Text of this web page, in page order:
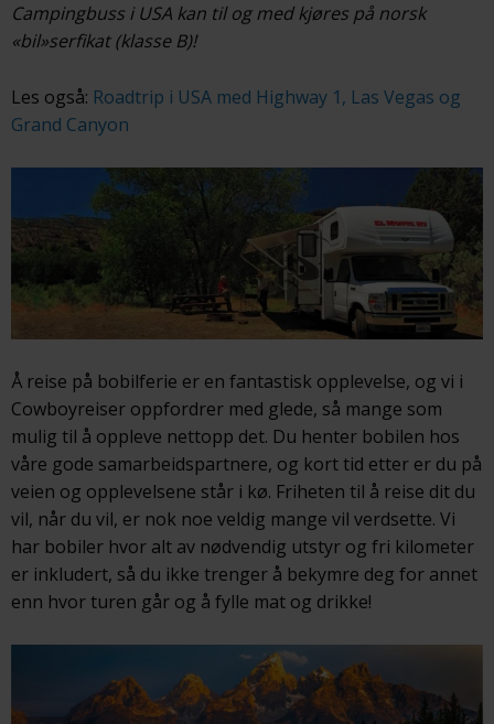
Campingbuss i USA kan til og med kjøres på norsk
«bil»serfikat (klasse B)!
Les også: Roadtrip i USA med Highway 1, Las Vegas og
Grand Canyon
Å reise på bobilferie er en fantastisk opplevelse, og vi i
Cowboyreiser oppfordrer med glede, så mange som
mulig til å oppleve nettopp det. Du henter bobilen hos
våre gode samarbeidspartnere, og kort tid etter er du på
veien og opplevelsene står i kø. Friheten til å reise dit du
vil, når du vil, er nok noe veldig mange vil verdsette. Vi
har bobiler hvor alt av nødvendig utstyr og fri kilometer
er inkludert, så du ikke trenger å bekymre deg for annet
enn hvor turen går og å fylle mat og drikke!